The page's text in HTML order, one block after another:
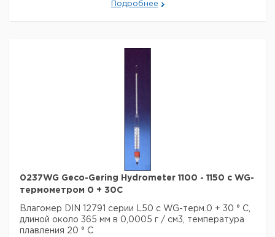
Подробнее
0237WG Geco-Gering Hydrometer 1100 - 1150 с WG-
термометром 0 + 30C
Влагомер DIN 12791 серии L50 с WG-терм.0 + 30 ° C,
длиной около 365 мм в 0,0005 г / см3, температура
плавления 20 ° C